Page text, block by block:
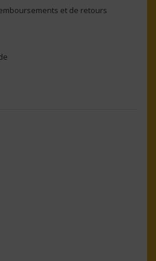
et de retours